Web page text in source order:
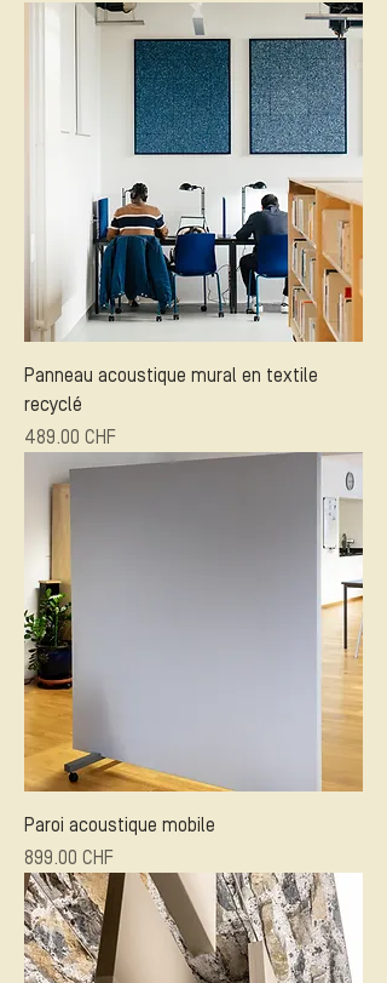
Panneau acoustique mural en textile
recyclé
Prix
489.00 CHF
Paroi acoustique mobile
Prix
899.00 CHF